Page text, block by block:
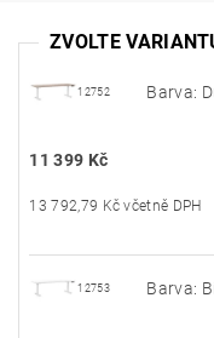
ZVOLTE
12752 Barva:
11 399 Kč
13 792,79 Kč včetně DPH
12753 Barva: